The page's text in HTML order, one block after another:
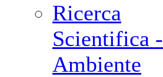
Ricerca
Scientifica -
Ambiente